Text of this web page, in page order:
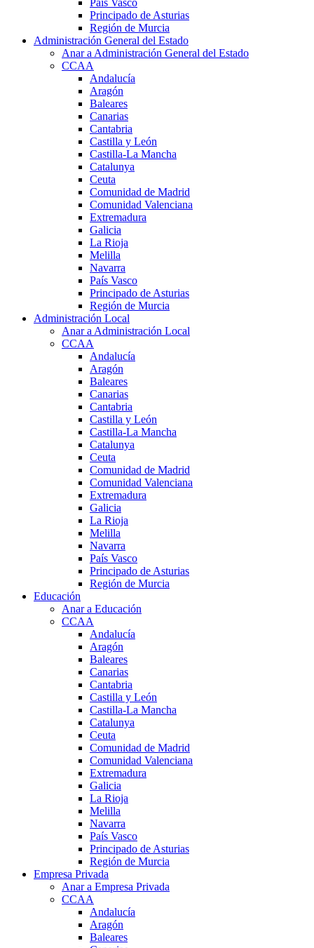
Principado de Asturias
Región de Murcia
Administración General del Estado
Anar a Administración General del Estado
CCAA
Andalucía
Aragón
Baleares
Canarias
Cantabria
Castilla y León
Castilla-La Mancha
Catalunya
Ceuta
Comunidad de Madrid
Comunidad Valenciana
Extremadura
Galicia
La Rioja
Melilla
Navarra
País Vasco
Principado de Asturias
Región de Murcia
Administración Local
Anar a Administración Local
CCAA
Andalucía
Aragón
Baleares
Canarias
Cantabria
Castilla y León
Castilla-La Mancha
Catalunya
Ceuta
Comunidad de Madrid
Comunidad Valenciana
Extremadura
Galicia
La Rioja
Melilla
Navarra
País Vasco
Principado de Asturias
Región de Murcia
Educación
Anar a Educación
CCAA
Andalucía
Aragón
Baleares
Canarias
Cantabria
Castilla y León
Castilla-La Mancha
Catalunya
Ceuta
Comunidad de Madrid
Comunidad Valenciana
Extremadura
Galicia
La Rioja
Melilla
Navarra
País Vasco
Principado de Asturias
Región de Murcia
Empresa Privada
Anar a Empresa Privada
CCAA
Andalucía
Aragón
Baleares